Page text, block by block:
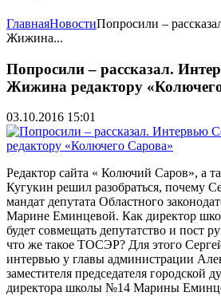
ГлавнаяНовостиПопросили –
Жижина...
Попросили – рассказал.
Жижина редактору
03.10.2016 15:01
Редактор сайта « Колючий Саров», а
Кугукин решил разобраться, почему
мандат депутата Областного
Марине Еминцевой. Как директор
будет совмещать депутатство и пост
что же такое ТОСЭР? Для этого
интервью у главы администрации
заместителя председателя
директора школы №14 Марины